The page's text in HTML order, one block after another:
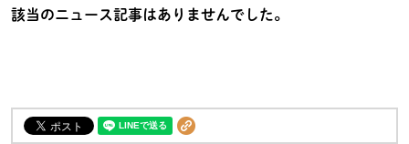
該当のニュース記事はありませんでした。